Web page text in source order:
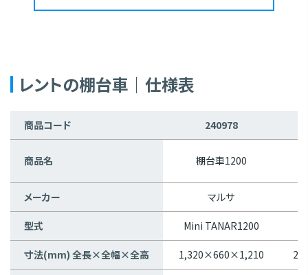
レントの棚台車｜仕様表
商品コード 240978
商品名 棚台車1200
メーカー マルサ
型式 Mini TANAR1200
寸法(mm) 全長×全幅×全高 1,320×660×1,210